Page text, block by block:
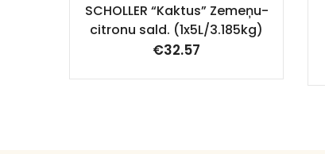
SCHOLLER “Kaktus” Zemeņu-
citronu sald. (1x5L/3.185kg)
€32.57